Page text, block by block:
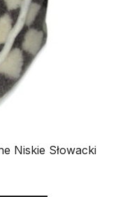
Niskie Słowacki